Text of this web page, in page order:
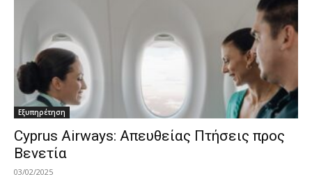
Εξυπηρέτηση
Cyprus Airways: Απευθείας Πτήσεις προς
Βενετία
03/02/2025